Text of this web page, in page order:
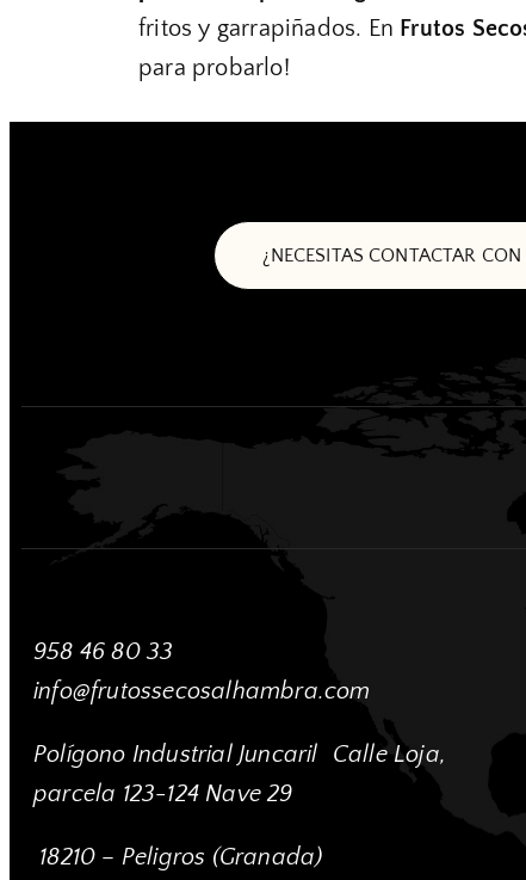
fritos y garrapiñados. En Frutos
para probarlo!
¿NECESITAS CONTACTAR
958 46 80 33
info@frutossecosalhambra.com
Polígono Industrial Juncaril Calle Loja,
parcela 123-124 Nave 29
18210 – Peligros (Granada)